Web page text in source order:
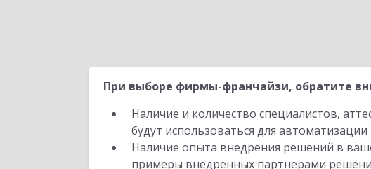
При выборе фирмы-франчайзи, обратите
Наличие и количество специалистов,
будут использоваться для
Наличие опыта внедрения решений в
примеры внедренных партнерами